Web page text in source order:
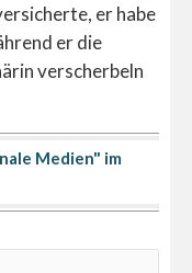
er habe
er die
verscherbeln
Medien" im